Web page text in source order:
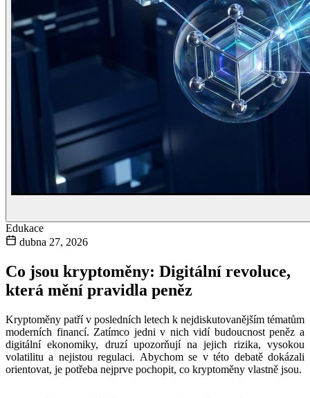
Edukace
dubna 27, 2026
Co jsou kryptoměny: Digitální revoluce,
která mění pravidla peněz
Kryptoměny patří v posledních letech k nejdiskutovanějším tématům
moderních financí. Zatímco jedni v nich vidí budoucnost peněz a
digitální ekonomiky, druzí upozorňují na jejich rizika, vysokou
volatilitu a nejistou regulaci. Abychom se v této debatě dokázali
orientovat, je potřeba nejprve pochopit, co kryptoměny vlastně jsou.